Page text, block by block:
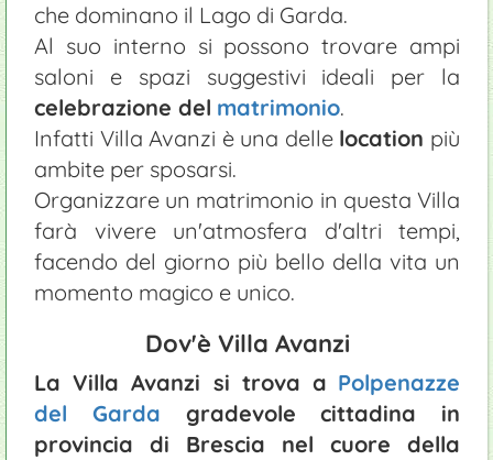
che dominano il Lago di Garda.
Al suo interno si possono trovare ampi
saloni e spazi suggestivi ideali per la
celebrazione del matrimonio.
Infatti Villa Avanzi è una delle location più
ambite per sposarsi.
Organizzare un matrimonio in questa Villa
farà vivere un'atmosfera d'altri tempi,
facendo del giorno più bello della vita un
momento magico e unico.
Dov'è Villa Avanzi
La Villa Avanzi si trova a Polpenazze
del Garda
gradevole cittadina in
provincia di Brescia nel cuore della